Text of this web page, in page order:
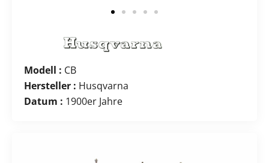
Modell : CB
Hersteller : Husqvarna
Datum : 1900er Jahre